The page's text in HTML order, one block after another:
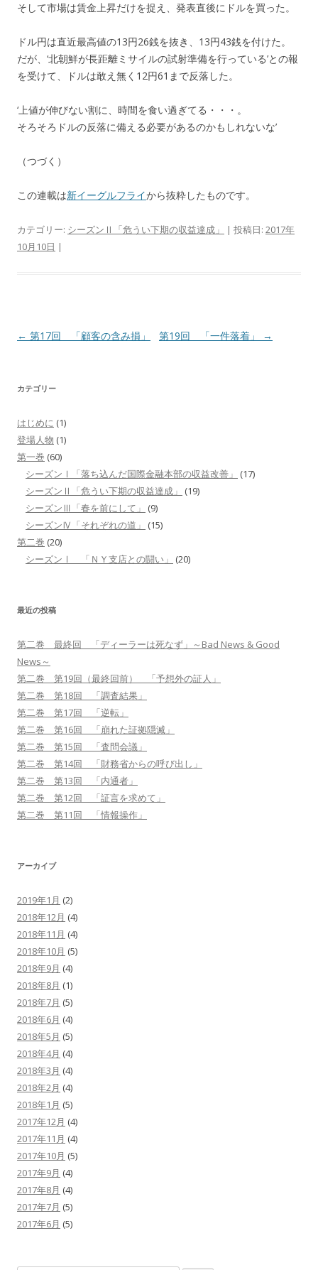
そして市場は賃金上昇だけを捉え、発表直後にドルを買った。
ドル円は直近最高値の13円26銭を抜き、13円43銭を付けた。
だが、‘北朝鮮が長距離ミサイルの試射準備を行っている’との報
を受けて、ドルは敢え無く12円61まで反落した。
‘上値が伸びない割に、時間を食い過ぎてる・・・。
そろそろドルの反落に備える必要があるのかもしれないな’
（つづく）
この連載は新イーグルフライから抜粋したものです。
カテゴリー: シーズンⅡ「危うい下期の収益達成」 | 投稿日: 2017年
10月10日 |
投
ビ
ー
シ
ョ
ン
← 第17回 「顧客の含み損」 第19回 「一件落着」 →
カテゴリー
はじめに (1)
登場人物 (1)
第一巻 (60)
シーズンⅠ「落ち込んだ国際金融本部の収益改善」
(17)
シーズンⅡ「危うい下期の収益達成」
(19)
シーズンⅢ「春を前にして」
(9)
シーズンⅣ「それぞれの道」
(15)
第二巻 (20)
シーズンⅠ 「ＮＹ支店との闘い」
(20)
最近の投稿
第二巻 最終回 「ディーラーは死なず」～Bad News & Good
News～
第二巻 第19回（最終回前） 「予想外の証人」
第二巻 第18回 「調査結果」
第二巻 第17回 「逆転」
第二巻 第16回 「崩れた証拠隠滅」
第二巻 第15回 「査問会議」
第二巻 第14回 「財務省からの呼び出し」
第二巻 第13回 「内通者」
第二巻 第12回 「証言を求めて」
第二巻 第11回 「情報操作」
アーカイブ
2019年1月 (2)
2018年12月 (4)
2018年11月 (4)
2018年10月 (5)
2018年9月 (4)
2018年8月 (1)
2018年7月 (5)
2018年6月 (4)
2018年5月 (5)
2018年4月 (4)
2018年3月 (4)
2018年2月 (4)
2018年1月 (5)
2017年12月 (4)
2017年11月 (4)
2017年10月 (5)
2017年9月 (4)
2017年8月 (4)
2017年7月 (5)
2017年6月 (5)